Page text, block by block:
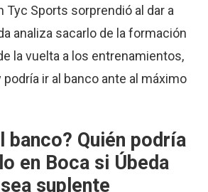
Tyc Sports sorprendió al dar a
analiza sacarlo de la formación
la vuelta a los entrenamientos,
podría ir al banco ante al máximo
banco? Quién podría
en Boca si Úbeda
suplente